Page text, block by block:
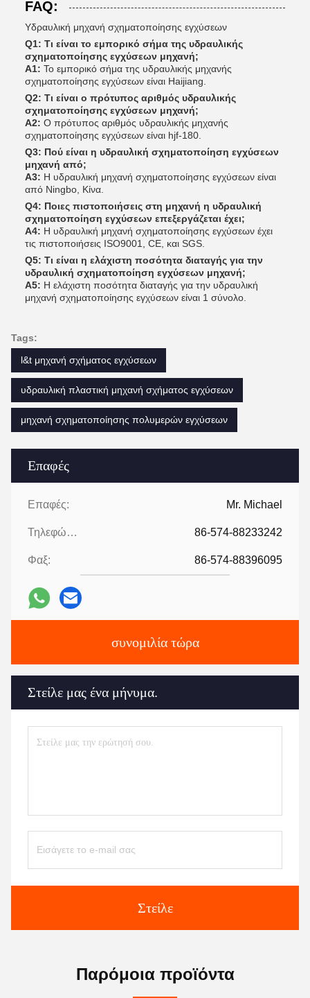
Επαφές
Επαφές: Mr. Michael
Τηλεφώνημα: 86-574-88233242
Φαξ: 86-574-88396095
συνομιλία τώρα
Στείλε μας ένα μήνυμα.
Στείλε
FAQ:
Υδραυλική μηχανή σχηματοποίησης εγχύσεων
Q1: Τι είναι το εμπορικό σήμα της υδραυλικής
σχηματοποίησης εγχύσεων μηχανή;
Α1: Το εμπορικό σήμα της υδραυλικής μηχανής
σχηματοποίησης εγχύσεων είναι Haijiang.
Q2: Τι είναι ο πρότυπος αριθμός υδραυλικής
σχηματοποίησης εγχύσεων μηχανή;
A2: Ο πρότυπος αριθμός υδραυλικής μηχανής
σχηματοποίησης εγχύσεων είναι hjf-180.
Q3: Πού είναι η υδραυλική σχηματοποίηση εγχύσεων
μηχανή από;
A3: Η υδραυλική μηχανή σχηματοποίησης εγχύσεων είναι
από Ningbo, Κίνα.
Q4: Ποιες πιστοποιήσεις στη μηχανή η υδραυλική
σχηματοποίηση εγχύσεων επεξεργάζεται έχει;
A4: Η υδραυλική μηχανή σχηματοποίησης εγχύσεων έχει
τις πιστοποιήσεις ISO9001, CE, και SGS.
Q5: Τι είναι η ελάχιστη ποσότητα διαταγής για την
υδραυλική σχηματοποίηση εγχύσεων μηχανή;
A5: Η ελάχιστη ποσότητα διαταγής για την υδραυλική
μηχανή σχηματοποίησης εγχύσεων είναι 1 σύνολο.
Tags:
l&t μηχανή σχήματος εγχύσεων
υδραυλική πλαστική μηχανή σχήματος εγχύσεων
μηχανή σχηματοποίησης πολυμερών εγχύσεων
Παρόμοια προϊόντα